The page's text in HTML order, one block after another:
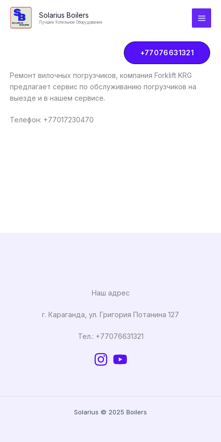
Перейти
содержимому
Solarius Boilers
Лучшее Котельное Оборудование
+77076631321
Ремонт вилочных погрузчиков, компания Forklift KRG
предлагает сервис по обслуживанию погрузчиков на
выезде и в нашем сервисе.
Телефон: +77017230470
Наш адрес
г. Караганда, ул. Григория Потанина 127
Тел.: +77076631321
Solarius © 2025 Boilers